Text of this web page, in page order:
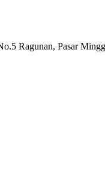
Ragunan, Pasar